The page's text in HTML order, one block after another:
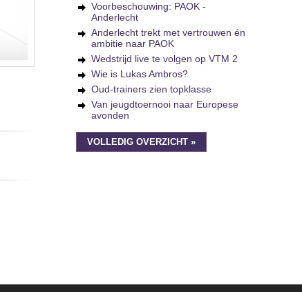
Voorbeschouwing: PAOK -
Anderlecht
Anderlecht trekt met vertrouwen én
ambitie naar PAOK
Wedstrijd live te volgen op VTM 2
Wie is Lukas Ambros?
Oud-trainers zien topklasse
Van jeugdtoernooi naar Europese
avonden
VOLLEDIG OVERZICHT »